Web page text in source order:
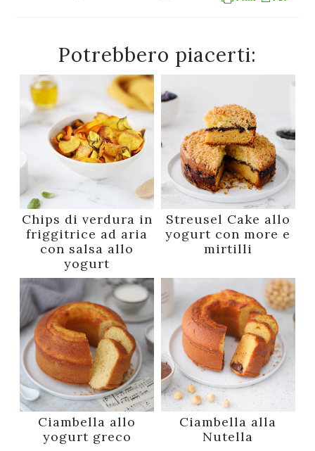
Potrebbero piacerti:
Chips di verdura in
friggitrice ad aria
con salsa allo
yogurt
Streusel Cake allo
yogurt con more e
mirtilli
Ciambella allo
yogurt greco
Ciambella alla
Nutella